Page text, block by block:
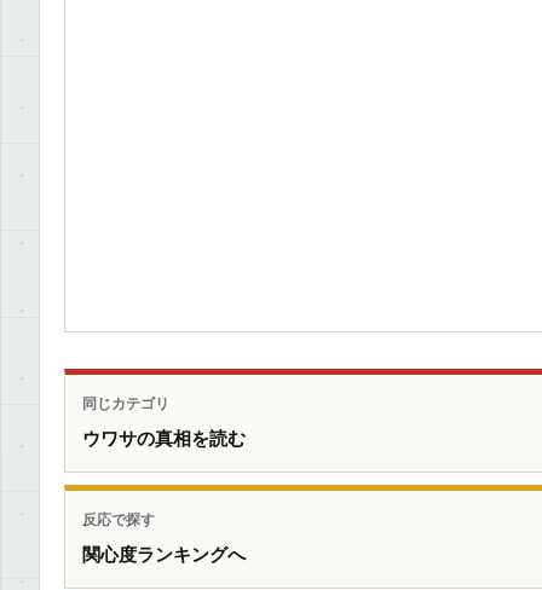
同じカテゴリ
ウワサの真相を読む
反応で探す
関心度ランキングへ